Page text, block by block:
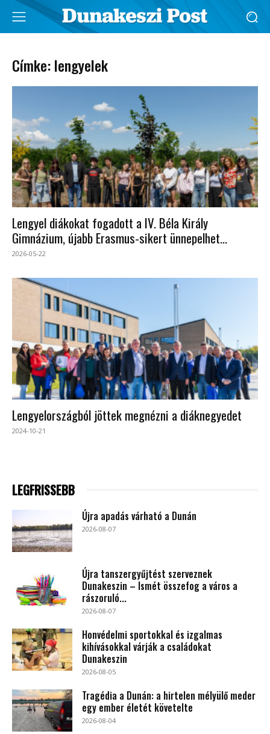
Címke: lengyelek
Lengyel diákokat fogadott a IV. Béla Király
Gimnázium, újabb Erasmus-sikert ünnepelhet...
2026-05-22
Lengyelországból jöttek megnézni a diáknegyedet
2024-10-21
LEGFRISSEBB
Újra apadás várható a Dunán
2026-08-07
Újra tanszergyűjtést szerveznek
Dunakeszin – Ismét összefog a város a
rászoruló...
2026-08-07
Honvédelmi sportokkal és izgalmas
kihívásokkal várják a családokat
Dunakeszin
2026-08-05
Tragédia a Dunán: a hirtelen mélyülő meder
egy ember életét követelte
2026-08-04